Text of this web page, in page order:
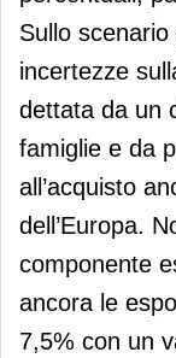
Sullo
incertezze
dettata da un
famiglie e da
all’acquisto
dell’Europa.
componente
ancora le
7,5% con un